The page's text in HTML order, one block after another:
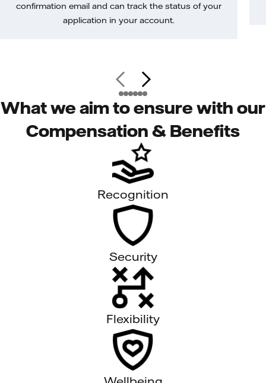
confirmation email and can track the status of your
application in your account.
What we aim to ensure with our
Compensation & Benefits
Recognition
Security
Flexibility